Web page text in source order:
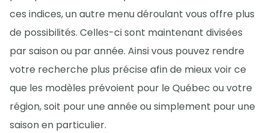
ces indices, un autre menu déroulant vous offre plus
de possibilités. Celles-ci sont maintenant divisées
par saison ou par année. Ainsi vous pouvez rendre
votre recherche plus précise afin de mieux voir ce
que les modèles prévoient pour le Québec ou votre
région, soit pour une année ou simplement pour une
saison en particulier.